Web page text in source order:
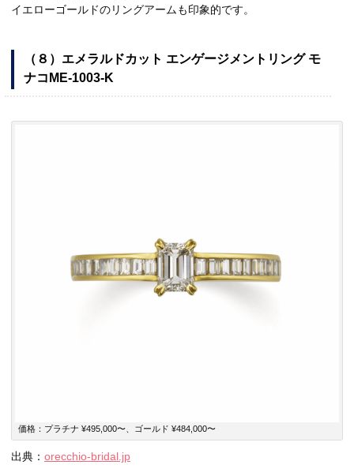
イエローゴールドのリングアームも印象的です。
（８）エメラルドカット エンゲージメントリング モ
ナコME‐1003‐K
価格：プラチナ ¥495,000〜、ゴールド ¥484,000〜
出典： orecchio-bridal.jp